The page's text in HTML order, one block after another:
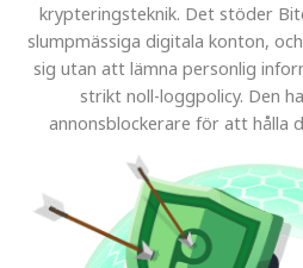
krypteringsteknik. Det stöder
slumpmässiga digitala konton,
sig utan att lämna personlig
strikt noll-loggpolicy. Den
annonsblockerare för att hålla